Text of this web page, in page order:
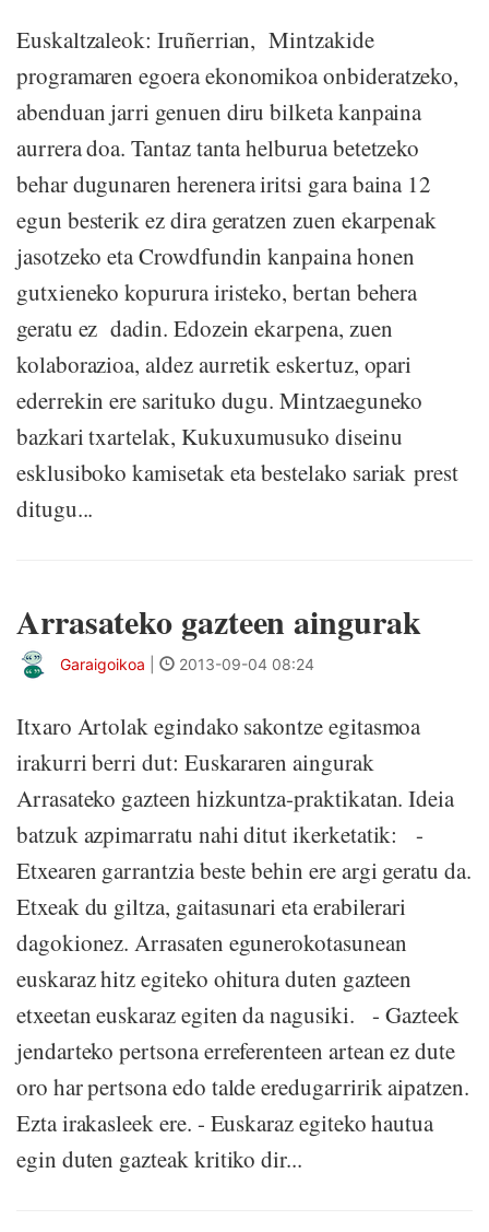
Euskaltzaleok: Iruñerrian, Mintzakide
programaren egoera ekonomikoa onbideratzeko,
abenduan jarri genuen diru bilketa kanpaina
aurrera doa. Tantaz tanta helburua betetzeko
behar dugunaren herenera iritsi gara baina 12
egun besterik ez dira geratzen zuen ekarpenak
jasotzeko eta Crowdfundin kanpaina honen
gutxieneko kopurura iristeko, bertan behera
geratu ez dadin. Edozein ekarpena, zuen
kolaborazioa, aldez aurretik eskertuz, opari
ederrekin ere sarituko dugu. Mintzaeguneko
bazkari txartelak, Kukuxumusuko diseinu
esklusiboko kamisetak eta bestelako sariak prest
ditugu...
Arrasateko gazteen aingurak
Garaigoikoa 2013-09-04 08:24
Itxaro Artolak egindako sakontze egitasmoa
irakurri berri dut: Euskararen aingurak
Arrasateko gazteen hizkuntza-praktikatan. Ideia
batzuk azpimarratu nahi ditut ikerketatik: -
Etxearen garrantzia beste behin ere argi geratu da.
Etxeak du giltza, gaitasunari eta erabilerari
dagokionez. Arrasaten egunerokotasunean
euskaraz hitz egiteko ohitura duten gazteen
etxeetan euskaraz egiten da nagusiki. - Gazteek
jendarteko pertsona erreferenteen artean ez dute
oro har pertsona edo talde eredugarririk aipatzen.
Ezta irakasleek ere. - Euskaraz egiteko hautua
egin duten gazteak kritiko dir...